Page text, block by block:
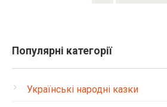
Популярні категорії
Українські народні казки